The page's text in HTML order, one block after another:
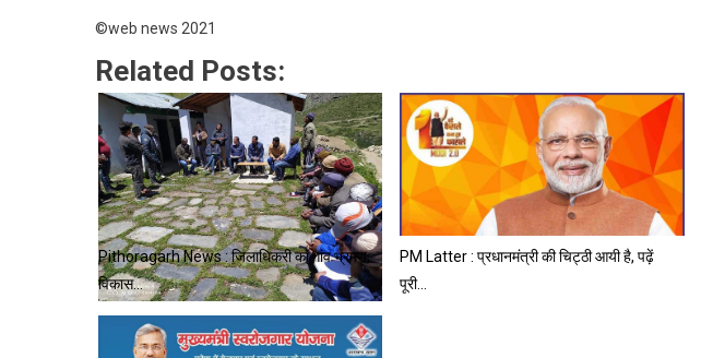
©web news 2021
Related Posts:
Pithoragarh News : जिलाधिकरी का गांव भ्रमण,
विकास…
PM Latter : प्रधानमंत्री की चिट्ठी आयी है, पढ़ें
पूरी…